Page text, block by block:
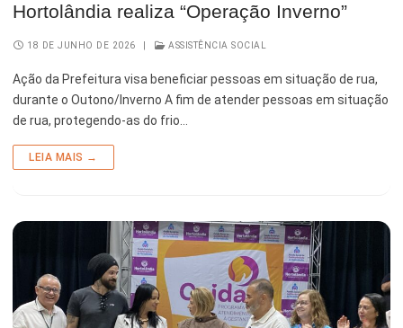
Hortolândia realiza “Operação Inverno”
18 DE JUNHO DE 2026 ASSISTÊNCIA SOCIAL
Ação da Prefeitura visa beneficiar pessoas em situação de rua,
durante o Outono/Inverno A fim de atender pessoas em situação
de rua, protegendo-as do frio…
LEIA MAIS →